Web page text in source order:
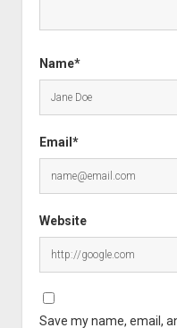
Name*
Email*
Website
Save my name, email,